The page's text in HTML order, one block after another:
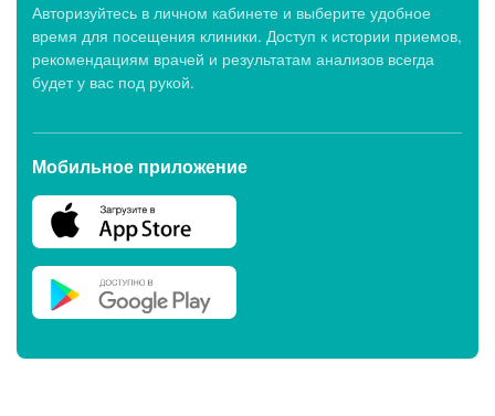
Авторизуйтесь в личном кабинете и выберите удобное
время для посещения клиники. Доступ к истории приемов,
рекомендациям врачей и результатам анализов всегда
будет у вас под рукой.
Мобильное приложение